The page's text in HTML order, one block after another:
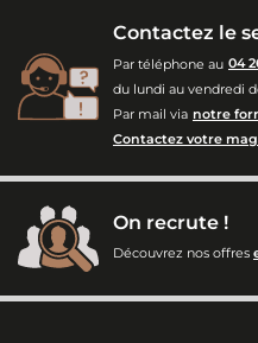
Contactez le
Par téléphone au 04
du lundi au vendredi
Par mail via notre
Contactez votre
On recrute !
Découvrez nos offres